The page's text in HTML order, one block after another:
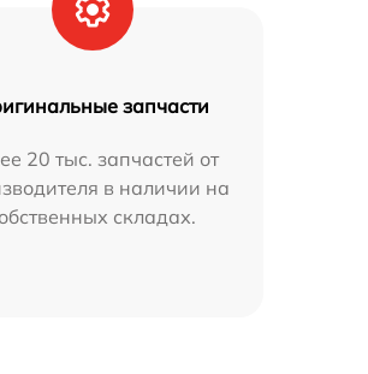
запчасти
20 тыс. запчастей от
в наличии на
складах.